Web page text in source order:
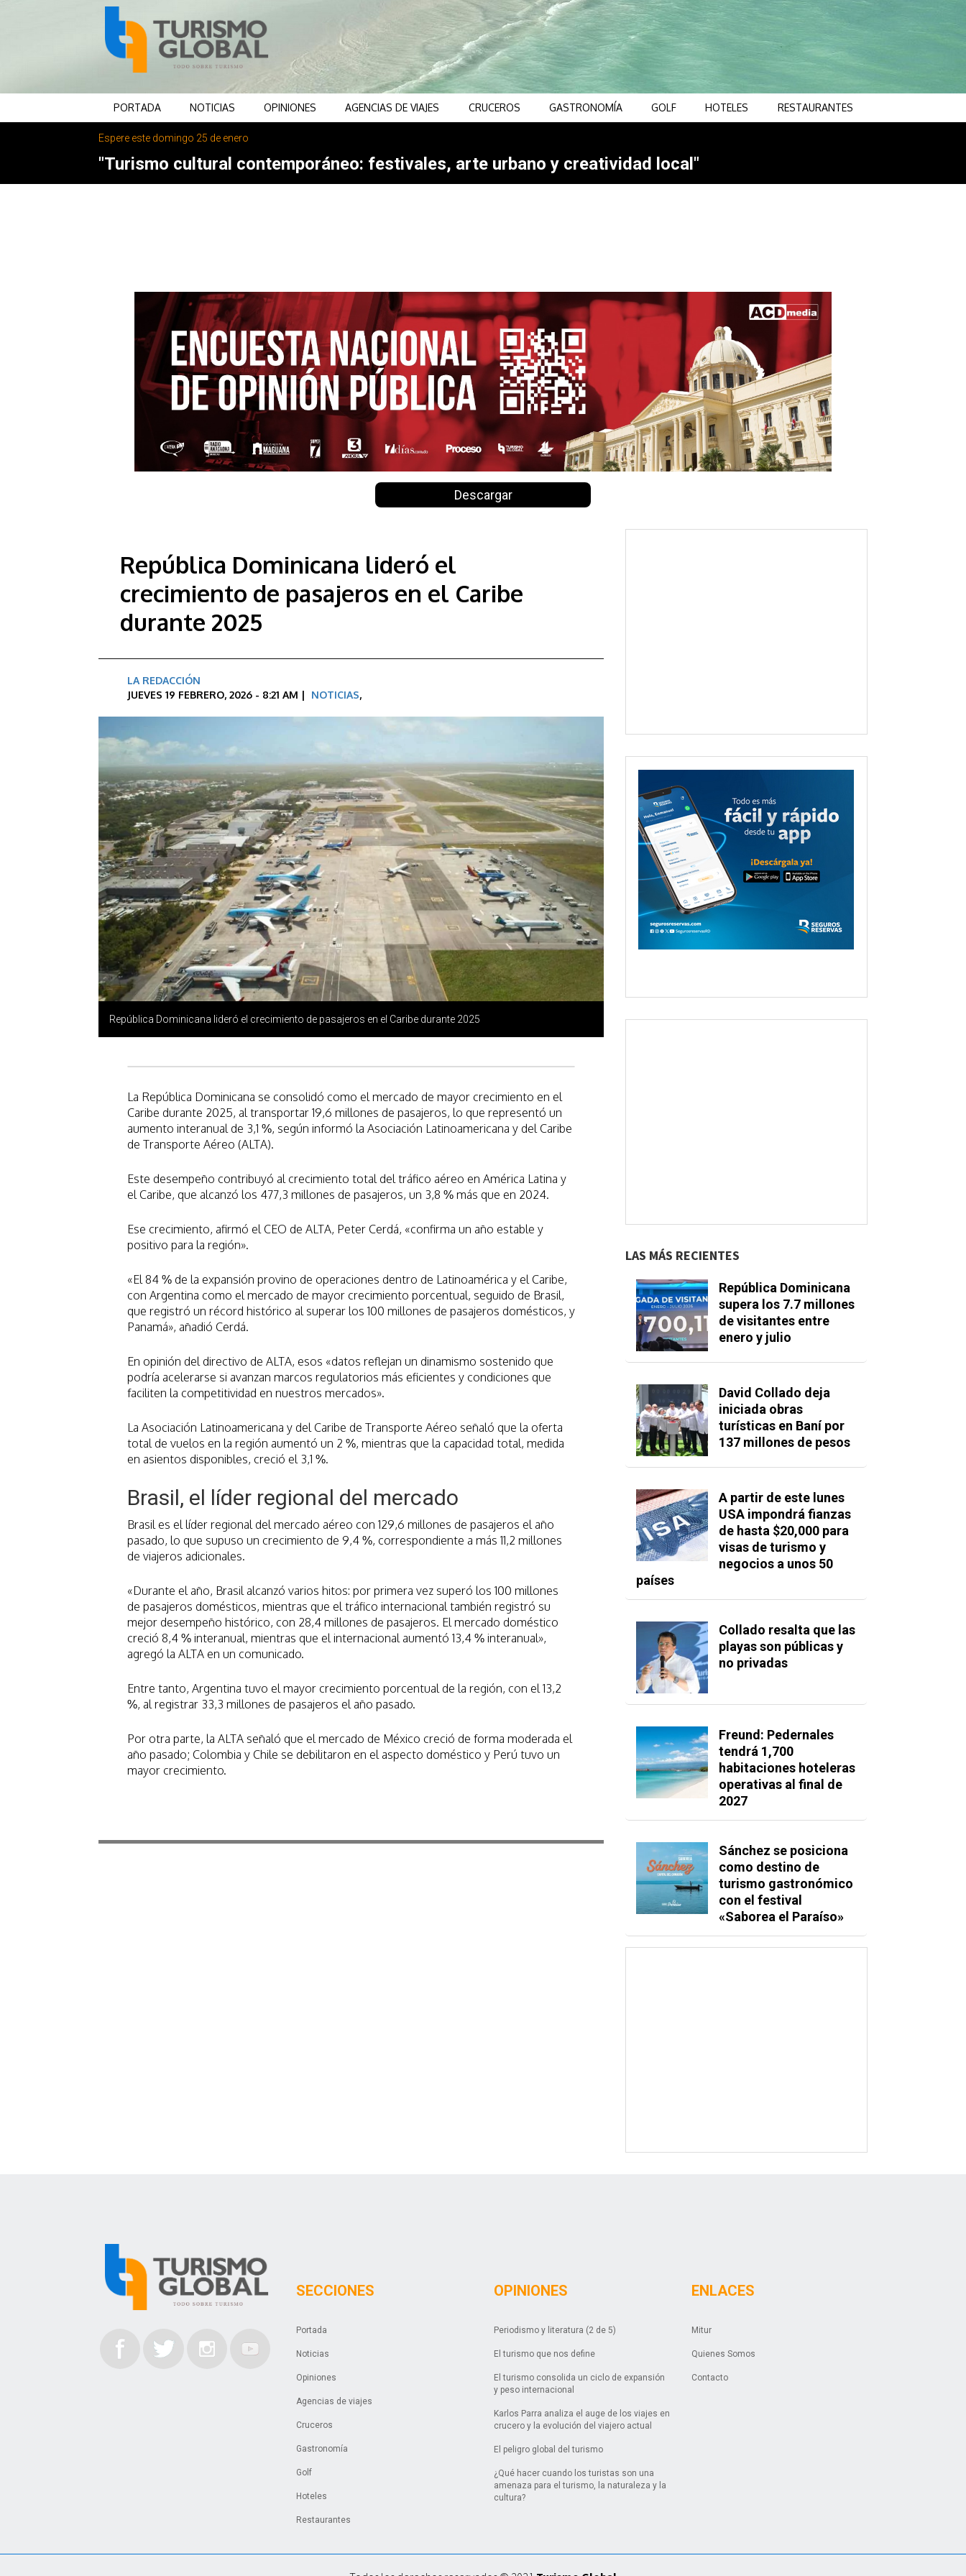
PORTADA NOTICIAS OPINIONES AGENCIAS DE VIAJES CRUCEROS GASTRONOMÍA GOLF HOTELES RESTAURANTES
Espere este domingo 25 de enero
"Turismo cultural contemporáneo: festivales, arte urbano y creatividad local"
Descargar
República Dominicana lideró el
crecimiento de pasajeros en el Caribe
durante 2025
LA REDACCIÓN
JUEVES 19 FEBRERO, 2026 - 8:21 AM | NOTICIAS,
República Dominicana lideró el crecimiento de pasajeros en el Caribe durante 2025
La República Dominicana se consolidó como el mercado de mayor crecimiento en el
Caribe durante 2025, al transportar 19,6 millones de pasajeros, lo que representó un
aumento interanual de 3,1 %, según informó la Asociación Latinoamericana y del Caribe
de Transporte Aéreo (ALTA).
Este desempeño contribuyó al crecimiento total del tráfico aéreo en América Latina y
el Caribe, que alcanzó los 477,3 millones de pasajeros, un 3,8 % más que en 2024.
Ese crecimiento, afirmó el CEO de ALTA, Peter Cerdá, «confirma un año estable y
positivo para la región».
«El 84 % de la expansión provino de operaciones dentro de Latinoamérica y el Caribe,
con Argentina como el mercado de mayor crecimiento porcentual, seguido de Brasil,
que registró un récord histórico al superar los 100 millones de pasajeros domésticos, y
Panamá», añadió Cerdá.
En opinión del directivo de ALTA, esos «datos reflejan un dinamismo sostenido que
podría acelerarse si avanzan marcos regulatorios más eficientes y condiciones que
faciliten la competitividad en nuestros mercados».
La Asociación Latinoamericana y del Caribe de Transporte Aéreo señaló que la oferta
total de vuelos en la región aumentó un 2 %, mientras que la capacidad total, medida
en asientos disponibles, creció el 3,1 %.
Brasil, el líder regional del mercado
Brasil es el líder regional del mercado aéreo con 129,6 millones de pasajeros el año
pasado, lo que supuso un crecimiento de 9,4 %, correspondiente a más 11,2 millones
de viajeros adicionales.
«Durante el año, Brasil alcanzó varios hitos: por primera vez superó los 100 millones
de pasajeros domésticos, mientras que el tráfico internacional también registró su
mejor desempeño histórico, con 28,4 millones de pasajeros. El mercado doméstico
creció 8,4 % interanual, mientras que el internacional aumentó 13,4 % interanual»,
agregó la ALTA en un comunicado.
Entre tanto, Argentina tuvo el mayor crecimiento porcentual de la región, con el 13,2
%, al registrar 33,3 millones de pasajeros el año pasado.
Por otra parte, la ALTA señaló que el mercado de México creció de forma moderada el
año pasado; Colombia y Chile se debilitaron en el aspecto doméstico y Perú tuvo un
mayor crecimiento.
LAS MÁS RECIENTES
República Dominicana
supera los 7.7 millones
de visitantes entre
enero y julio
David Collado deja
iniciada obras
turísticas en Baní por
137 millones de pesos
A partir de este lunes
USA impondrá fianzas
de hasta $20,000 para
visas de turismo y
negocios a unos 50
países
Collado resalta que las
playas son públicas y
no privadas
Freund: Pedernales
tendrá 1,700
habitaciones hoteleras
operativas al final de
2027
Sánchez se posiciona
como destino de
turismo gastronómico
con el festival
«Saborea el Paraíso»
SECCIONES
Portada
Noticias
Opiniones
Agencias de viajes
Cruceros
Gastronomía
Golf
Hoteles
Restaurantes
OPINIONES
Periodismo y literatura (2 de 5)
El turismo que nos define
El turismo consolida un ciclo de expansión
y peso internacional
Karlos Parra analiza el auge de los viajes en
crucero y la evolución del viajero actual
El peligro global del turismo
¿Qué hacer cuando los turistas son una
amenaza para el turismo, la naturaleza y la
cultura?
ENLACES
Mitur
Quienes Somos
Contacto